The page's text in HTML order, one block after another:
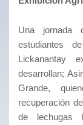
Una jornada
estudiantes
Lickanantay
desarrollan;
Grande,
recuperación
de lechugas